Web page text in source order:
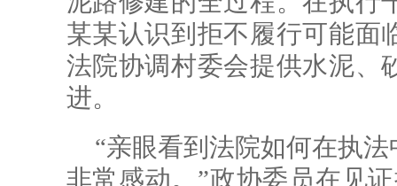
某某认识到拒不履行可能面
法院协调村委会提供水泥、
进。
“亲眼看到法院如何在执
非常感动。”政协委员在见